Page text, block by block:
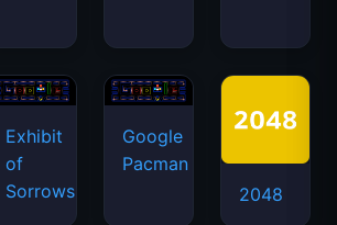
Exhibit
of
Sorrows
Google
Pacman
2048